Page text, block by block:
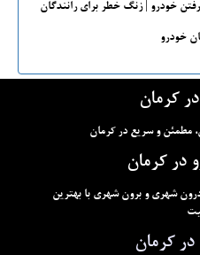
خودرو | زنگ خطر برای رانندگان
خودرو
کرمان
مطمئن و سریع در کرمان
در کرمان
شهری و برون شهری با بهترین
کرمان